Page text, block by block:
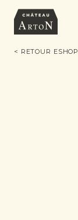
< RETOUR ESHOP